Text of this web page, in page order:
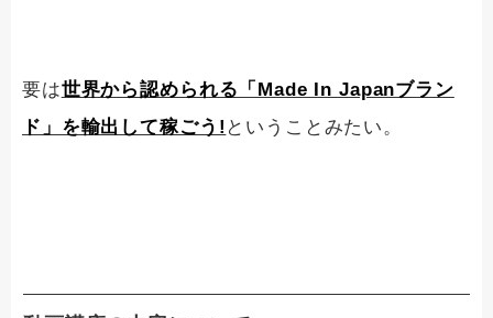
要は世界から認められる「Made In Japanブラン
ド」を輸出して稼ごう! ということみたい。